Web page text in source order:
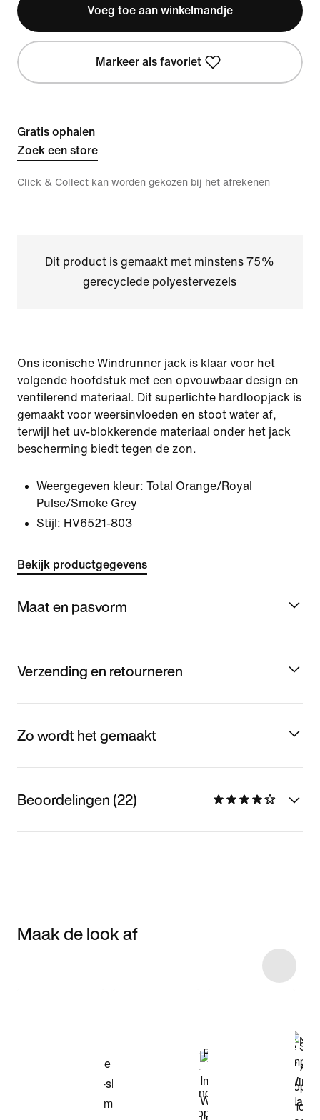
Voeg toe aan winkelmandje
Markeer als favoriet
Gratis ophalen
Zoek een store
Click & Collect kan worden gekozen bij het afrekenen
Dit product is gemaakt met minstens 75%
gerecyclede polyestervezels
Ons iconische Windrunner jack is klaar voor het
volgende hoofdstuk met een opvouwbaar design en
ventilerend materiaal. Dit superlichte hardloopjack is
gemaakt voor weersinvloeden en stoot water af,
terwijl het uv-blokkerende materiaal onder het jack
bescherming biedt tegen de zon.
Weergegeven kleur: Total Orange/Royal
Pulse/Smoke Grey
Stijl: HV6521-803
Bekijk productgegevens
Maat en pasvorm
Verzending en retourneren
Zo wordt het gemaakt
Beoordelingen (22)
Maak de look af